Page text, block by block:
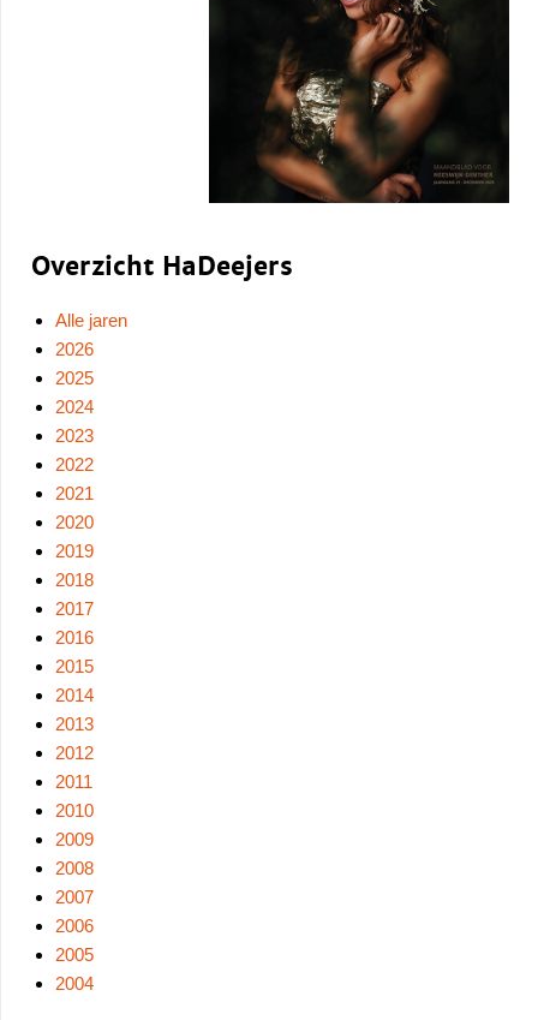
Overzicht HaDeejers
Alle jaren
2026
2025
2024
2023
2022
2021
2020
2019
2018
2017
2016
2015
2014
2013
2012
2011
2010
2009
2008
2007
2006
2005
2004